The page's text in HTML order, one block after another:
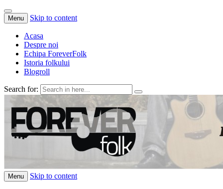
Menu Skip to content
Acasa
Despre noi
Echipa ForeverFolk
Istoria folkului
Blogroll
Search for:
ForeverFolk
Muzica sufletului tau
Menu Skip to content